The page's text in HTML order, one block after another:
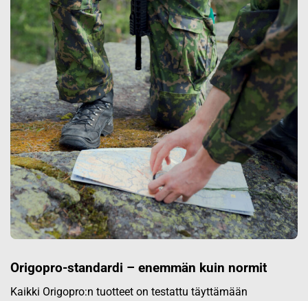
Origopro-standardi – enemmän kuin normit
Kaikki Origopro:n tuotteet on testattu täyttämään